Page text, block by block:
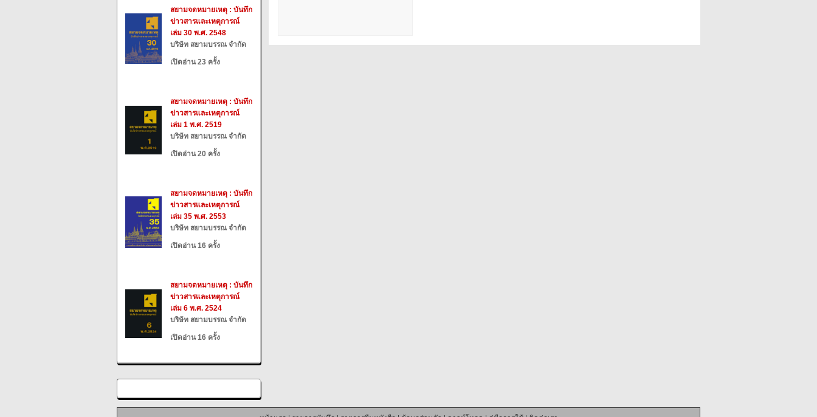
สยามจดหมายเหตุ : บันทึก
ข่าวสารและเหตุการณ์
เล่ม 30 พ.ศ. 2548
บริษัท สยามบรรณ จำกัด
เปิดอ่าน 23 ครั้ง
สยามจดหมายเหตุ : บันทึก
ข่าวสารและเหตุการณ์
เล่ม 1 พ.ศ. 2519
บริษัท สยามบรรณ จำกัด
เปิดอ่าน 20 ครั้ง
สยามจดหมายเหตุ : บันทึก
ข่าวสารและเหตุการณ์
เล่ม 35 พ.ศ. 2553
บริษัท สยามบรรณ จำกัด
เปิดอ่าน 16 ครั้ง
สยามจดหมายเหตุ : บันทึก
ข่าวสารและเหตุการณ์
เล่ม 6 พ.ศ. 2524
บริษัท สยามบรรณ จำกัด
เปิดอ่าน 16 ครั้ง